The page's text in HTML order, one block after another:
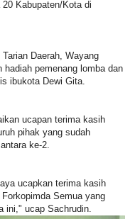
Kabupaten/Kota di
Daerah, Wayang
hadiah pemenang lomba dan
ibukota Dewi Gita.
ucapan terima kasih
pihak yang sudah
ke-2.
ucapkan terima kasih
Semua yang
ini," ucap Sachrudin.